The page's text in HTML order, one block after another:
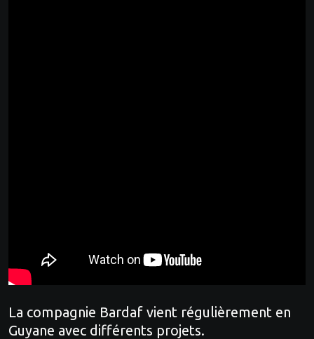
La compagnie Bardaf vient régulièrement en
Guyane avec différents projets.